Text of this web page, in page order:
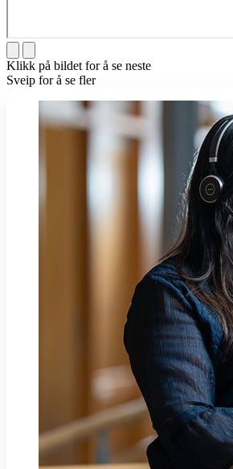
Klikk på bildet for å se neste
Sveip for å se fler